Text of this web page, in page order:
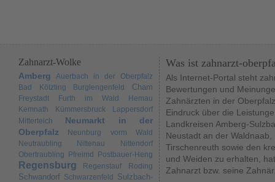
Zahnarzt-Wolke
Amberg
Auerbach in der Oberpfalz
Bad Kötzting
Burglengenfeld Cham
Freystadt Furth im Wald
Hemau
Kemnath
Kümmersbruck
Lappersdorf
Mitterteich
Neumarkt in der
Oberpfalz
Neunburg vorm Wald
Neutraubling
Nittenau
Nittendorf
Obertraubling
Pfreimd Postbauer-Heng
Regensburg Regenstauf Roding
Schwandorf Schwarzenfeld
Sulzbach-
Was ist zahnarzt-
Als Internet-Portal steht
Bewertungen und
Zahnärzten in der
Eindruck über die
Landkreisen Amberg-
Neustadt an der
Tirschenreuth sowie den
und Weiden zu erhalten,
Zahnarzt bzw. seine